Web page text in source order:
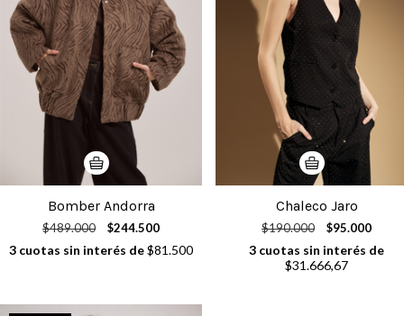
Bomber Andorra
$489.000 $244.500
3 cuotas sin interés de$81.500
Chaleco Jaro
$190.000 $95.000
3 cuotas sin interés de
$31.666,67